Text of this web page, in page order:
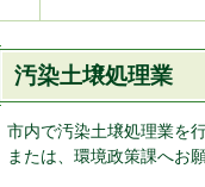
汚染土壌処理業
市内で汚染土壌処理業を
または、環境政策課へお